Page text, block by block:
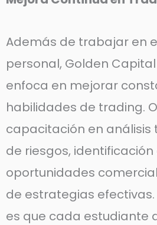
Además de trabajar en
personal, Golden
enfoca en mejorar
habilidades de trading.
capacitación en análisis
de riesgos, identificación
oportunidades
de estrategias
es que cada estudiante